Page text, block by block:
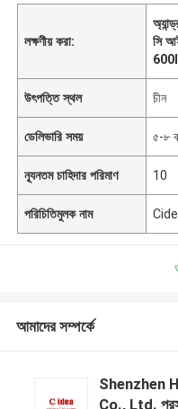
লক্ষণীয় করা:
সি
উৎপত্তি স্থল চীন
ডেলিভারি সময় ৫-৮
ন্যূনতম চাহিদার পরিমাণ 10
পরিচিতিমুলক নাম
আমাদের সম্পর্কে
Shenzhen
Co., Ltd.